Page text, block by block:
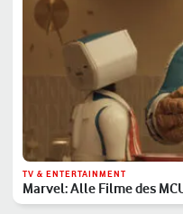
TV & ENTERTAINMENT
Marvel: Alle Filme des
Reihenfolge